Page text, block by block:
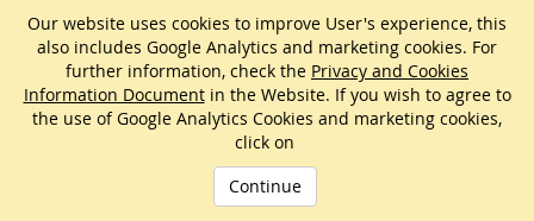
Our website uses cookies to improve User's experience, this
also includes Google Analytics and marketing cookies. For
further information, check the Privacy and Cookies
Information Documentin the Website. If you wish to agree to
the use of Google Analytics Cookies and marketing cookies,
click on
Continue